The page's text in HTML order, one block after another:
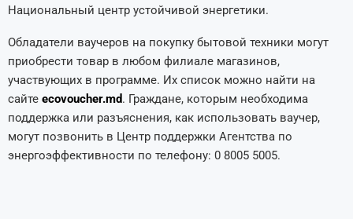
Национальный центр устойчивой энергетики.
Обладатели ваучеров на покупку бытовой техники могут
приобрести товар в любом филиале магазинов,
участвующих в программе. Их список можно найти на
сайте ecovoucher.md. Граждане, которым необходима
поддержка или разъяснения, как использовать ваучер,
могут позвонить в Центр поддержки Агентства по
энергоэффективности по телефону: 0 8005 5005.